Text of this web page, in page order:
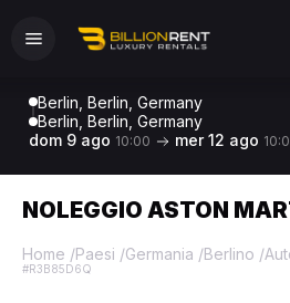
Berlin, Berlin, Germany
Berlin, Berlin, Germany
dom 9 ago 10:00 mer 12 ago
NOLEGGIO ASTON
Home /Paesi /Germania /Berlino /
#R3B85D6Q